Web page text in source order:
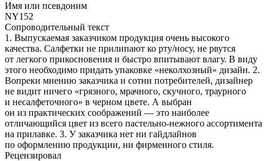
Имя или псевдоним
NY152
Сопроводительный текст
1. Выпускаемая заказчиком продукция очень высокого
качества. Салфетки не прилипают ко рту/носу, не рвутся
от легкого прикосновения и быстро впитывают влагу. В виду
этого необходимо придать упаковке «неколхозный» дизайн. 2.
Вопреки мнению заказчика и сотни потребителей, дизайнер
не видит ничего «грязного, мрачного, скучного, траурного
и несалфеточного» в черном цвете. А выбран
он из практических соображений — это наиболее
отличающийся цвет из всего пастельно-нежного ассортимента
на прилавке. 3. У заказчика нет ни гайдлайнов
по оформлению продукции, ни фирменного стиля.
Рецензировал